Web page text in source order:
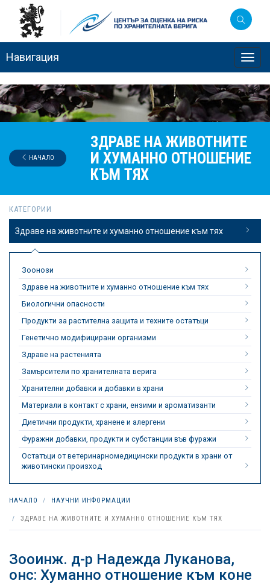
Навигация
ЗДРАВЕ НА ЖИВОТНИТЕ
И ХУМАННО ОТНОШЕНИЕ
КЪМ ТЯХ
НАЧАЛО
КАТЕГОРИИ
Здраве на животните и хуманно отношение към тях
Зоонози
Здраве на животните и хуманно отношение към тях
Биологични опасности
Продукти за растителна защита и техните остатъци
Генетично модифицирани организми
Здраве на растенията
Замърсители по хранителната верига
Хранителни добавки и добавки в храни
Материали в контакт с храни, ензими и ароматизанти
Диетични продукти, хранене и алергени
Фуражни добавки, продукти и субстанции във фуражи
Остатъци от ветеринарномедицински продукти в храни от
животински произход
НАЧАЛО НАУЧНИ ИНФОРМАЦИИ
ЗДРАВЕ НА ЖИВОТНИТЕ И ХУМАННО ОТНОШЕНИЕ КЪМ ТЯХ
Зооинж. д-р Надежда Луканова,
онс: Хуманно отношение към коне